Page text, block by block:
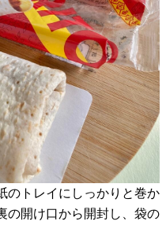
のトレイにしっかりと巻か
の開け口から開封し、袋の